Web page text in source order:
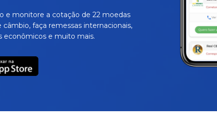
e monitore a cotação de 22 moedas
faça remessas internacionais,
econômicos e muito mais.